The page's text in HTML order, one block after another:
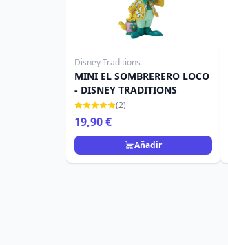
Disney Traditions
MINI EL SOMBRERERO LOCO
- DISNEY TRADITIONS
(2)
19,90 €
Añadir